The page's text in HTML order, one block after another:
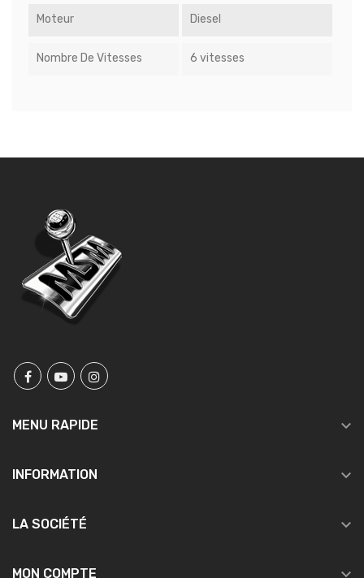
Moteur Diesel
Nombre De Vitesses 6 vitesses
MENU RAPIDE 
INFORMATION 
LA SOCIÉTÉ 
MON COMPTE